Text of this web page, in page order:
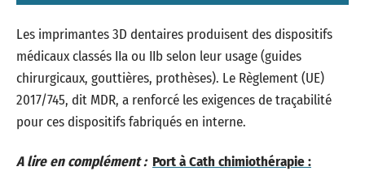
Les imprimantes 3D dentaires produisent des dispositifs
médicaux classés IIa ou IIb selon leur usage (guides
chirurgicaux, gouttières, prothèses). Le Règlement (UE)
2017/745, dit MDR, a renforcé les exigences de traçabilité
pour ces dispositifs fabriqués en interne.
A lire en complément : Port à Cath chimiothérapie :